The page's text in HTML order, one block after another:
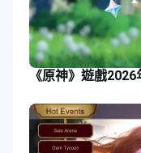
《原神》遊戲